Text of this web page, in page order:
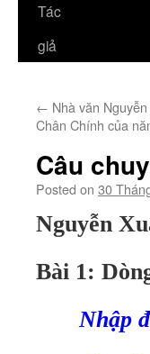
Tác
giả
← Nhà văn
Chân Chính của
Câu
Posted on 30
Nguyễn
Bài 1:
Nhập